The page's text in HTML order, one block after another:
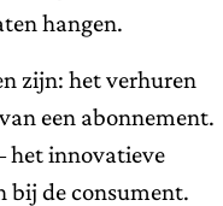
hangen.
zijn: het verhuren
een abonnement.
het innovatieve
bij de consument.